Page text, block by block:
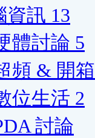
資訊 13
體討論 5
頻 & 開箱
位生活 2
討論